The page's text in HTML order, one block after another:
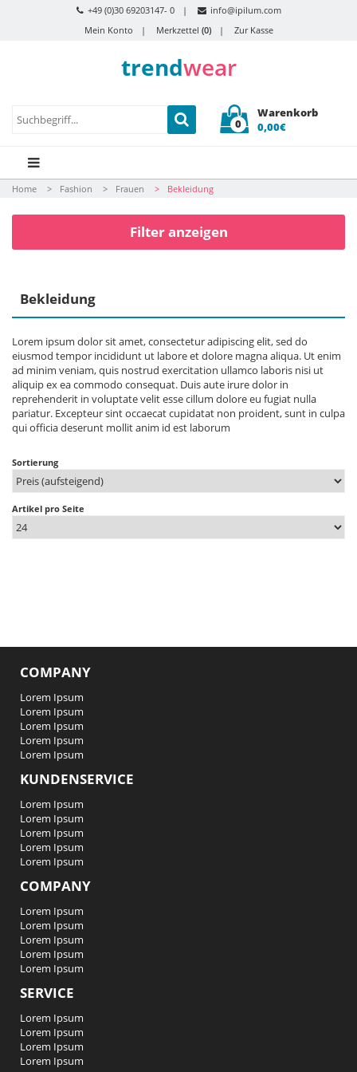
+49 (0)30 69203147- 0
info@ipilum.com
Mein Konto
Merkzettel (0) Zur Kasse
trendwear
0
Warenkorb
0,00€
Home Fashion Frauen Bekleidung
Filter anzeigen
Bekleidung
Lorem ipsum dolor sit amet, consectetur adipiscing elit, sed do
eiusmod tempor incididunt ut labore et dolore magna aliqua. Ut enim
ad minim veniam, quis nostrud exercitation ullamco laboris nisi ut
aliquip ex ea commodo consequat. Duis aute irure dolor in
reprehenderit in voluptate velit esse cillum dolore eu fugiat nulla
pariatur. Excepteur sint occaecat cupidatat non proident, sunt in culpa
qui officia deserunt mollit anim id est laborum
Sortierung
Artikel pro Seite
COMPANY
Lorem Ipsum
Lorem Ipsum
Lorem Ipsum
Lorem Ipsum
Lorem Ipsum
KUNDENSERVICE
Lorem Ipsum
Lorem Ipsum
Lorem Ipsum
Lorem Ipsum
Lorem Ipsum
COMPANY
Lorem Ipsum
Lorem Ipsum
Lorem Ipsum
Lorem Ipsum
Lorem Ipsum
SERVICE
Lorem Ipsum
Lorem Ipsum
Lorem Ipsum
Lorem Ipsum